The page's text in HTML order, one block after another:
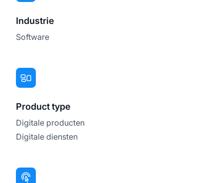
Industrie
Software
Product type
Digitale producten
Digitale diensten